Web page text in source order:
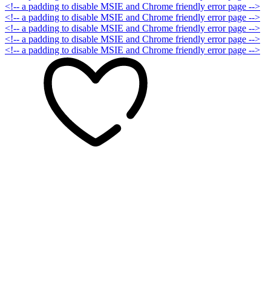
<!-- a padding to disable MSIE and Chrome friendly error page -->
<!-- a padding to disable MSIE and Chrome friendly error page -->
<!-- a padding to disable MSIE and Chrome friendly error page -->
<!-- a padding to disable MSIE and Chrome friendly error page -->
<!-- a padding to disable MSIE and Chrome friendly error page -->